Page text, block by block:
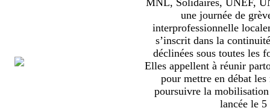
MNL, Solidaires, UNEF,
une journée de
interprofessionnelle
s’inscrit dans la
déclinées sous toutes les
Elles appellent à réunir
pour mettre en débat
poursuivre la
lancée le 5